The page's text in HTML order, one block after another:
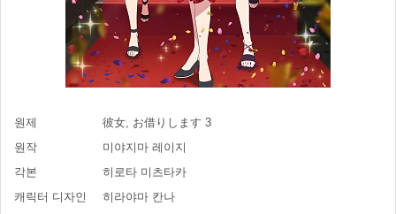
원제
彼女, お借りします 3
원작
미야지마 레이지
각본
히로타 미츠타카
캐릭터 디자인
히라야마 칸나